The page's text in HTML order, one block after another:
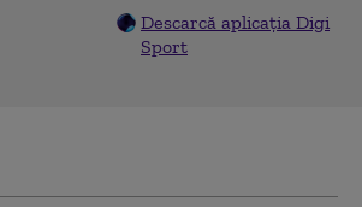
Descarcă aplicația Digi
Sport